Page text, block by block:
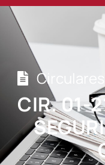
Circulares
CIR. 01-